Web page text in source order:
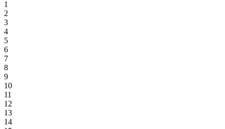
1
2
3
4
5
6
7
8
9
10
11
12
13
14